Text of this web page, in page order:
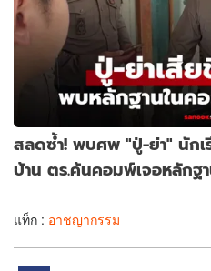
สลดซ้ำ! พบศพ "ปู่-ย่า" นักเ
บ้าน ตร.ค้นคอมพ์เจอหลักฐ
แท็ก : อาชญากรรม